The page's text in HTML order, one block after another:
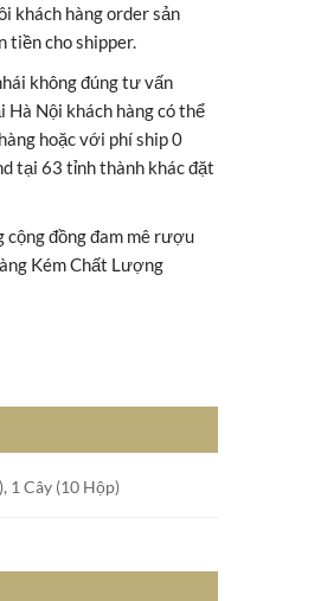
khách hàng order sản
tiền cho shipper.
không đúng tư vấn
Hà Nội khách hàng có thể
hoặc với phí ship 0
tại 63 tỉnh thành khác đặt
cộng đồng đam mê rượu
Kém Chất Lượng
1 Cây (10 Hộp)